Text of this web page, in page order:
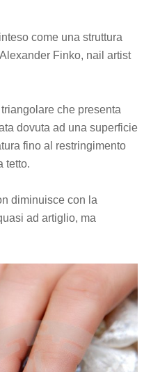
come una struttura
Finko, nail artist
che presenta
dovuta ad una superficie
fino al restringimento
tetto.
diminuisce con la
ad artiglio, ma